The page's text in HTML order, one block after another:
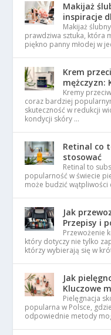
Makijaż
inspiracje
Makijaż
prawdziwa sztuka, która
piękno panny młodej w
Krem
mężczyzn:
Kremy
coraz bardziej
skuteczność w redukcji
kondycji skóry …
Retinal co
stosować
Retinal to
popularność w świecie
może budzić
Jak
Przepisy i
Przewożenie
który dotyczy nie tylko
którzy wybierają się w
Jak
Kluczowe
Pielęgnacja
popularna w Polsce,
odpowiednie metody